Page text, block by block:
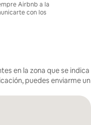
Airbnb a la
con los
en la zona que se indica
puedes enviarme un